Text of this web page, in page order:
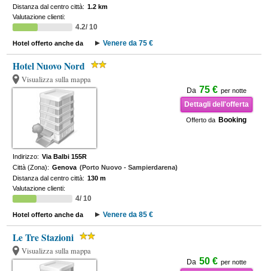
Distanza dal centro città: 1.2 km
Valutazione clienti:
4.2/ 10
Hotel offerto anche da Venere da 75 €
Hotel Nuovo Nord
Visualizza sulla mappa
Da 75 € per notte
Dettagli dell'offerta
Offerto da Booking
Indirizzo: Via Balbi 155R
Città (Zona): Genova (Porto Nuovo - Sampierdarena)
Distanza dal centro città: 130 m
Valutazione clienti:
4/ 10
Hotel offerto anche da Venere da 85 €
Le Tre Stazioni
Visualizza sulla mappa
Da 50 € per notte